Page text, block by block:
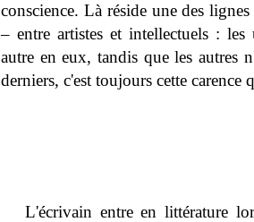
conscience. Là réside une des
– entre artistes et intellectuels :
autre en eux, tandis que les autres
derniers, c'est toujours cette
L'écrivain entre en littérature